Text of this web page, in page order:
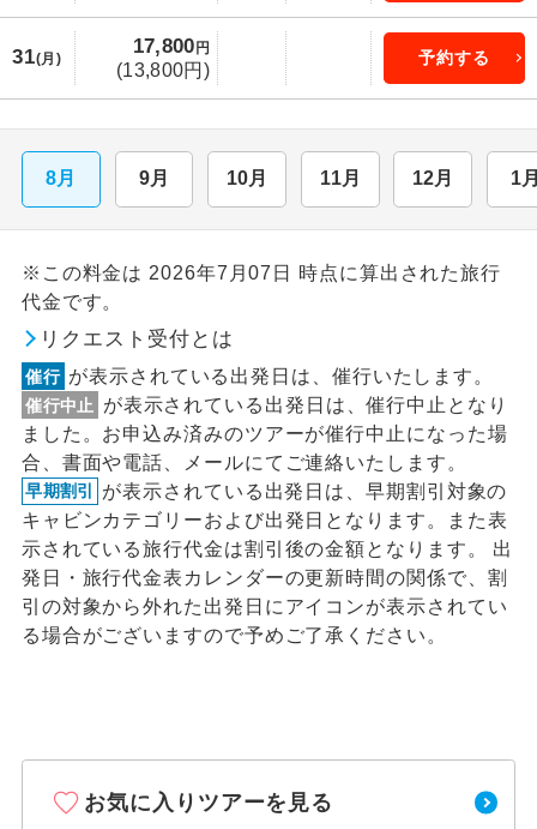
31(月)
17,800 円
(13,800円)
予約する
8月 9月 10月 11月 12月 1
※この料金は 2026年7月07日 時点に算出された旅行
代金です。
リクエスト受付とは
催行 が表示されている出発日は、催行いたします。
催行中止
が表示されている出発日は、催行中止となり
ました。お申込み済みのツアーが催行中止になった場
合、書面や電話、メールにてご連絡いたします。
早期割引
が表示されている出発日は、早期割引対象の
キャビンカテゴリーおよび出発日となります。また表
示されている旅行代金は割引後の金額となります。 出
発日・旅行代金表カレンダーの更新時間の関係で、割
引の対象から外れた出発日にアイコンが表示されてい
る場合がございますので予めご了承ください。
お気に入りツアーを見る